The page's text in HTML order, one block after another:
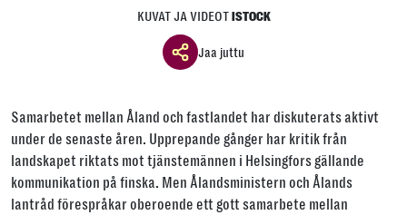
KUVAT JA VIDEOTISTOCK
Jaa juttu
Jaa tämä linkki seuraavilla tavoilla
Samarbetet mellan Åland och fastlandet har diskuterats aktivt
under de senaste åren. Upprepande gånger har kritik från
landskapet riktats mot tjänstemännen i Helsingfors gällande
kommunikation på finska. Men Ålandsministern och Ålands
lantråd förespråkar oberoende ett gott samarbete mellan